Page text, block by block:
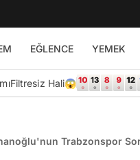
EĞLENCE YEMEK
Filtresiz Hali😱
Trabzonspor